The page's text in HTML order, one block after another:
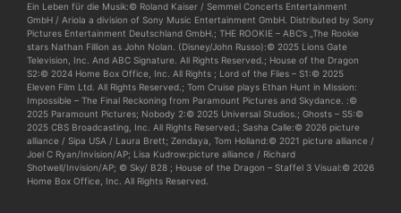
Ein Leben für die Musik:© Roland Kaiser / Semmel Concerts Entertainment
GmbH / Ariola a division of Sony Music Entertainment GmbH. Distributed by Sony
Pictures Entertainment Deutschland GmbH.; THE ROOKIE – ABC’s „The Rookie
stars Nathan Fillion as John Nolan. (Disney/John Russo):© 2025 Lions Gate
Television, Inc. And ABC Signature. All Rights Reserved.; House of the Dragon
S2:© 2024 Home Box Office, Inc. All Rights ; Lord of the Flies – S1:© 2025
Eleven Film Ltd. All Rights Reserved.; Tom Cruise plays Ethan Hunt in Mission:
Impossible – The Final Reckoning from Paramount Pictures and Skydance. :©
2025 Paramount Pictures; Nobody 2:© 2025 Universal Studios.; Ghosts – S5:©
2025 CBS Broadcasting, Inc. All Rights Reserved.; Sasha Calle:© 2026 picture
alliance / Sipa USA / Laura Brett; Zendaya, Tom Holland:© 2021 picture alliance /
Joel C Ryan/Invision/AP; Lisa Kudrow:picture alliance / Richard
Shotwell/Invision/AP; © Sky/ B28 ; House of the Dragon – Staffel 3 Visual:© 2026
Home Box Office, Inc. All Rights Reserved.